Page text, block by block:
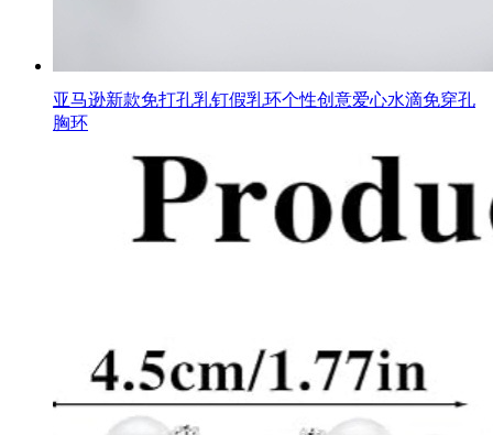
亚马逊新款免打孔乳钉假乳环个性创意爱心水滴免穿孔
胸环